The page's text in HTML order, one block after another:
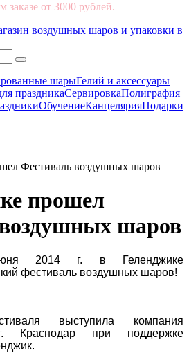
от 3000 рублей.
шарыГелий и аксессуары
праздникаСервировкаПолиграфия
ОбучениеКанцелярияПодарки
Фестиваль воздушных шаров
прошел
шаров
2014 г. в Геленджике
фестиваль воздушных шаров!
выступила компания
г. Краснодар при поддержке